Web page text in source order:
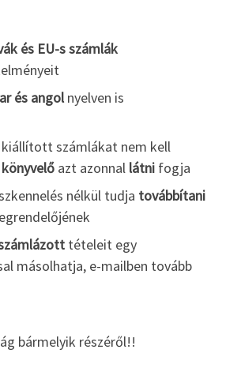
és EU-s számlák
és angolnyelven is
kiállított számlákat nem kell
könyvelő azt azonnal látni fogja
nélkül tudja továbbítani
tételeit egy
másolhatja, e-mailben tovább
bármelyik részéről!!